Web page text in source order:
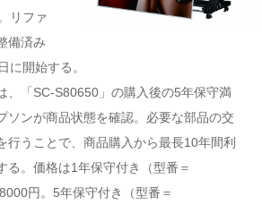
リファ
備済み
に開始する。
「SC-S80650」の購入後の5年保守満
ソンが商品状態を確認。必要な部品の交
行うことで、商品購入から最長10年間利
る。価格は1年保守付き（型番＝
円。5年保守付き（型番＝